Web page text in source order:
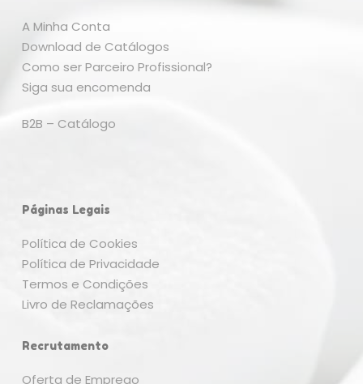
A Minha Conta
Download de Catálogos
Como ser Parceiro Profissional?
Siga sua encomenda
B2B – Catálogo
Páginas Legais
Política de Cookies
Política de Privacidade
Termos e Condições
Livro de Reclamações
Recrutamento
Oferta de Emprego